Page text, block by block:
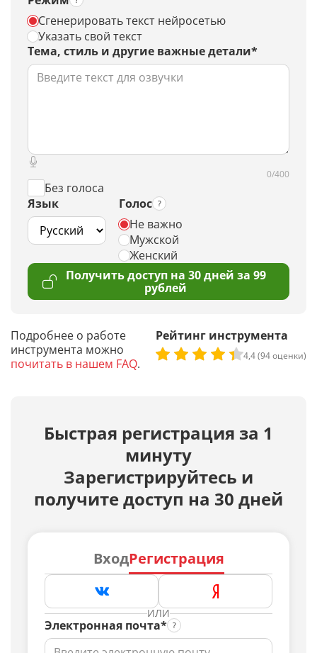
Сгенерировать текст нейросетью
Указать свой текст
Тема, стиль и другие важные детали*
0/400
Без голоса
Язык
Голос
Не важно
Мужской
Женский
Получить доступ на 30 дней за 99
рублей
Подробнее о работе
инструмента можно
почитать в нашем FAQ.
Рейтинг инструмента
4,4 (94 оценки)
Быстрая регистрация за 1
минуту
Зарегистрируйтесь и
получите доступ на 30 дней
ВходРегистрация
ИЛИ
Электронная почта*